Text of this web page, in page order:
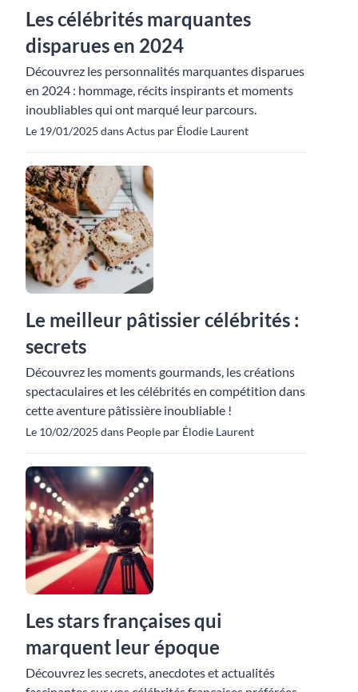
Les célébrités marquantes
disparues en 2024
Découvrez les personnalités marquantes disparues
en 2024 : hommage, récits inspirants et moments
inoubliables qui ont marqué leur parcours.
Le 19/01/2025 dans Actus par Élodie Laurent
Le meilleur pâtissier célébrités :
secrets
Découvrez les moments gourmands, les créations
spectaculaires et les célébrités en compétition dans
cette aventure pâtissière inoubliable !
Le 10/02/2025 dans People par Élodie Laurent
Les stars françaises qui
marquent leur époque
Découvrez les secrets, anecdotes et actualités